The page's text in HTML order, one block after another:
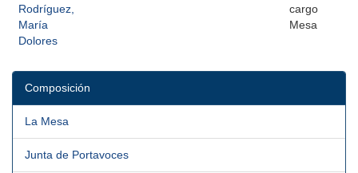
Rodríguez,
María
Dolores
cargo
Mesa
Composición
La Mesa
Junta de Portavoces